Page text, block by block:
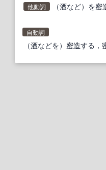
他動詞 （酒など）を密
自動詞
（酒などを） 密造する，